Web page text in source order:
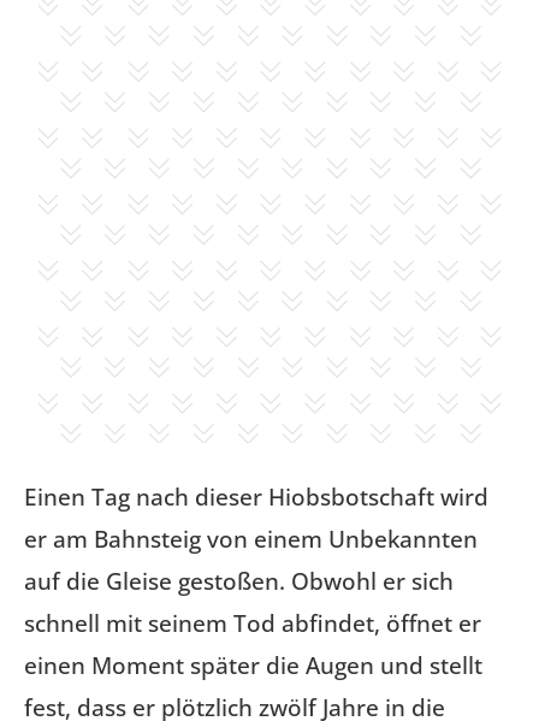
Einen Tag nach dieser Hiobsbotschaft wird
er am Bahnsteig von einem Unbekannten
auf die Gleise gestoßen. Obwohl er sich
schnell mit seinem Tod abfindet, öffnet er
einen Moment später die Augen und stellt
fest, dass er plötzlich zwölf Jahre in die